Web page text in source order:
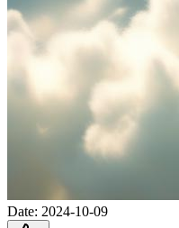
Date: 2024-10-09